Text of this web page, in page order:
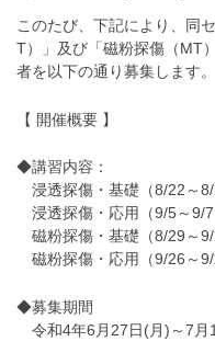
このたび、下記により、同
T）」及び「磁粉探傷（MT
者を以下の通り募集します。
【 開催概要 】
◆講習内容：
浸透探傷・基礎（8/22～
浸透探傷・応用（9/5～
磁粉探傷・基礎（8/29～
磁粉探傷・応用（9/26～
◆募集期間
令和4年6月27日(月)～7月